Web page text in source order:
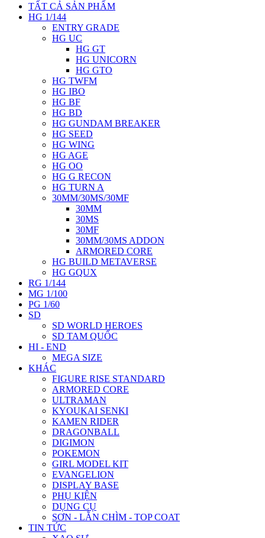
TẤT CẢ SẢN PHẨM
HG 1/144
ENTRY GRADE
HG UC
HG GT
HG UNICORN
HG GTO
HG TWFM
HG IBO
HG BF
HG BD
HG GUNDAM BREAKER
HG SEED
HG WING
HG AGE
HG OO
HG G RECON
HG TURN A
30MM/30MS/30MF
30MM
30MS
30MF
30MM/30MS ADDON
ARMORED CORE
HG BUILD METAVERSE
HG GQUX
RG 1/144
MG 1/100
PG 1/60
SD
SD WORLD HEROES
SD TAM QUỐC
HI - END
MEGA SIZE
KHÁC
FIGURE RISE STANDARD
ARMORED CORE
ULTRAMAN
KYOUKAI SENKI
KAMEN RIDER
DRAGONBALL
DIGIMON
POKEMON
GIRL MODEL KIT
EVANGELION
DISPLAY BASE
PHỤ KIỆN
DỤNG CỤ
SƠN - LẰN CHÌM - TOP COAT
TIN TỨC